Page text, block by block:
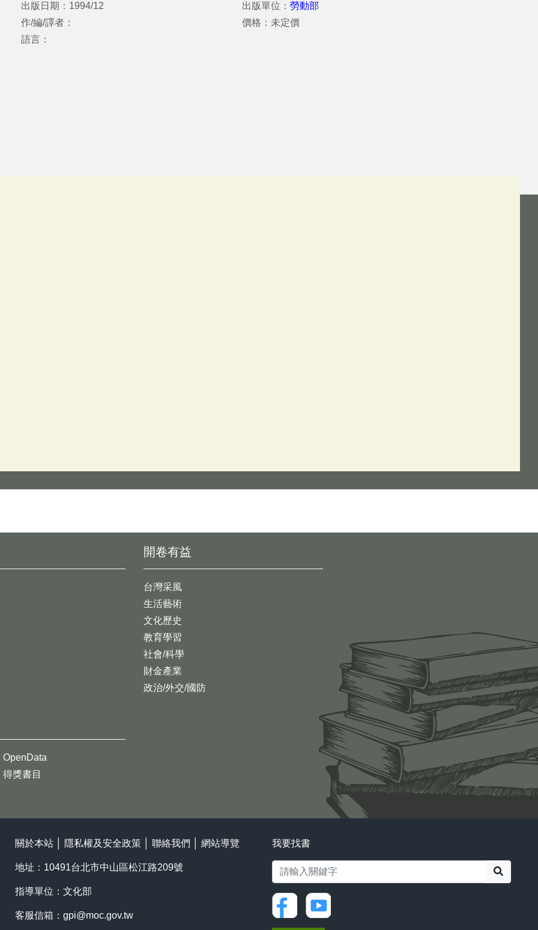
出版日期：1994/12
作/編/譯者：
語言：
出版單位：勞動部
價格：未定價
開卷有益
台灣采風
生活藝術
文化歷史
教育學習
社會/科學
財金產業
政治/外交/國防
OpenData
得獎書目
關於本站 隱私權及安全政策 聯絡我們 網站導覽
地址：10491台北市中山區松江路209號
指導單位：文化部
客服信箱： gpi@moc.gov.tw
我要找書